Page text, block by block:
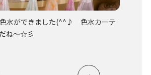
水ができました(^^♪ 色水カーテ
ね～☆彡